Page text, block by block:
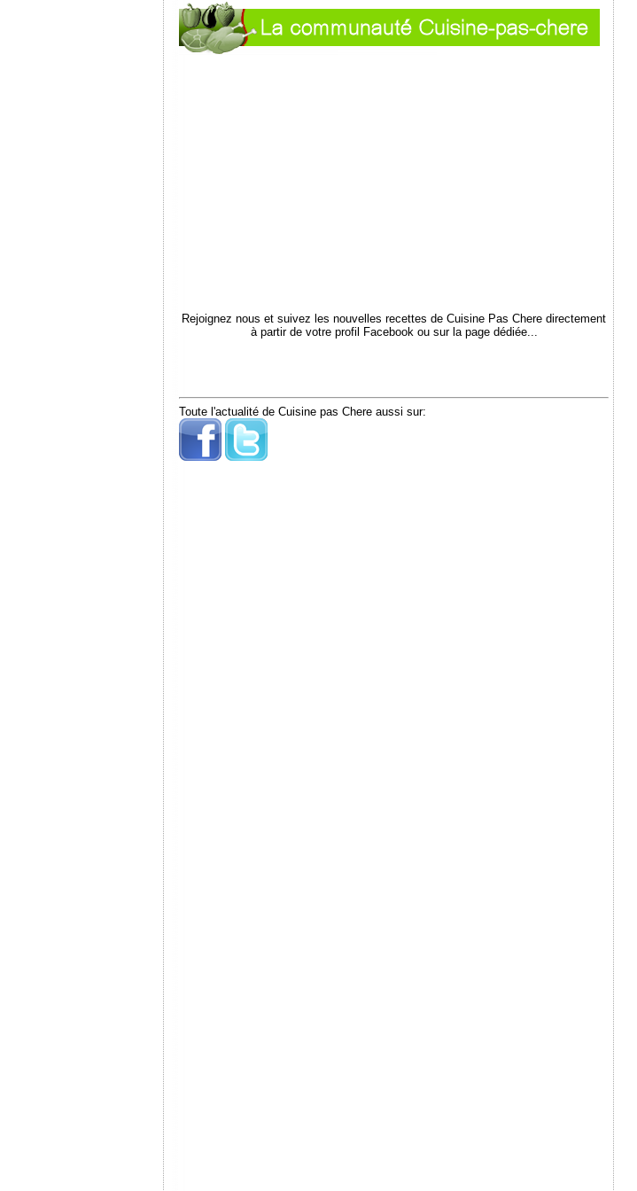
Rejoignez nous et suivez les nouvelles recettes de Cuisine Pas Chere directement
à partir de votre profil Facebook ou sur la page dédiée...
Toute l'actualité de Cuisine pas Chere aussi sur: